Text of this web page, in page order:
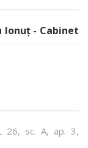
Ionuţ - Cabinet
26, sc. A, ap. 3,